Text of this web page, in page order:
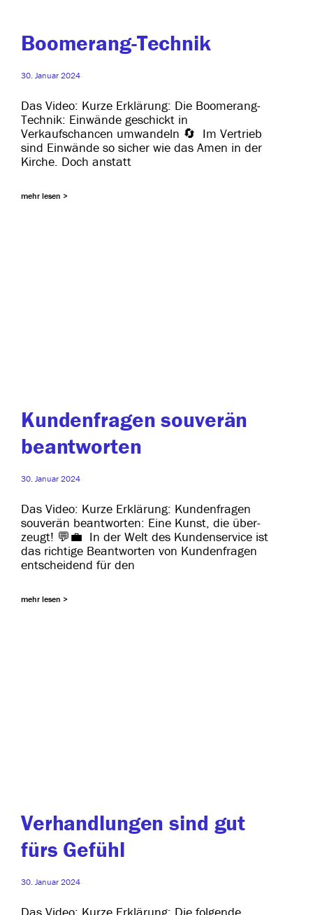
Boomerang-Technik
30. Januar 2024
Das Video: Kurze Erklärung: Die Boomerang-
Technik: Einwände geschickt in
Verkaufschancen umwan­deln 🔄 Im Vertrieb
sind Einwände so sicher wie das Amen in der
Kirche. Doch anstatt
mehr lesen >
Kundenfragen souverän
beantworten
30. Januar 2024
Das Video: Kurze Erklärung: Kundenfragen
sou­ve­rän beant­wor­ten: Eine Kunst, die über­
zeugt! 💬💼 In der Welt des Kundenservice ist
das rich­ti­ge Beantworten von Kundenfragen
ent­schei­dend für den
mehr lesen >
Verhandlungen sind gut
fürs Gefühl
30. Januar 2024